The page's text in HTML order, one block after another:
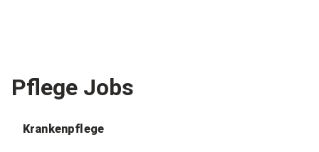
Pflege Jobs
Krankenpflege